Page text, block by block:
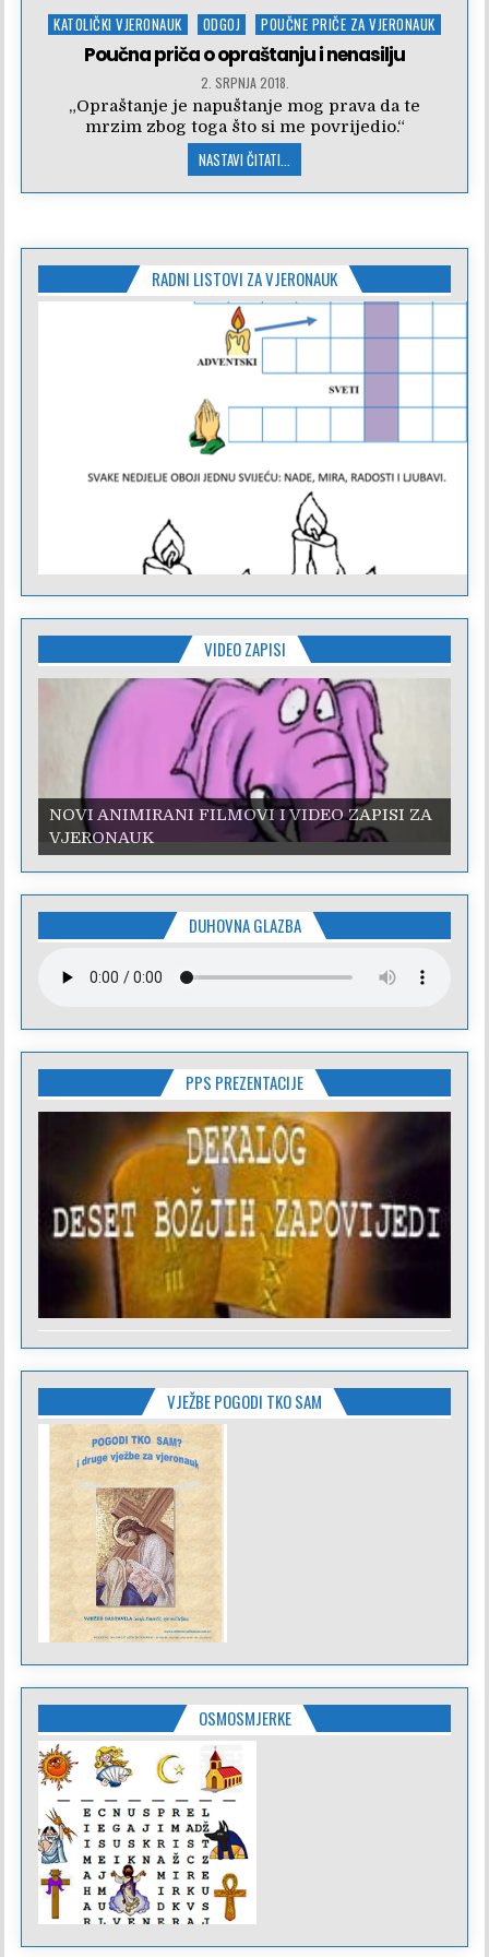
Posted
KATOLIČKI VJERONAUK ODGOJ POUČNE PRIČE ZA VJERONAUK
Poučna priča o opraštanju i nenasilju
2. SRPNJA 2018.
„Opraštanje je napuštanje mog prava da te
mrzim zbog toga što si me povrijedio.“
NASTAVI ČITATI...
RADNI LISTOVI ZA VJERONAUK
VIDEO ZAPISI
NOVI ANIMIRANI FILMOVI I VIDEO ZAPISI ZA
VJERONAUK
DUHOVNA GLAZBA
PPS PREZENTACIJE
VJEŽBE POGODI TKO SAM
OSMOSMJERKE